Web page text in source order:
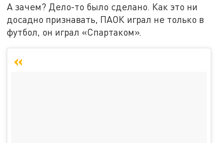
А зачем? Дело-то было сделано. Как это ни
досадно признавать, ПАОК играл не только в
футбол, он играл «Спартаком».